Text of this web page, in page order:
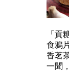
「貢
食鴉
香茗
一聞